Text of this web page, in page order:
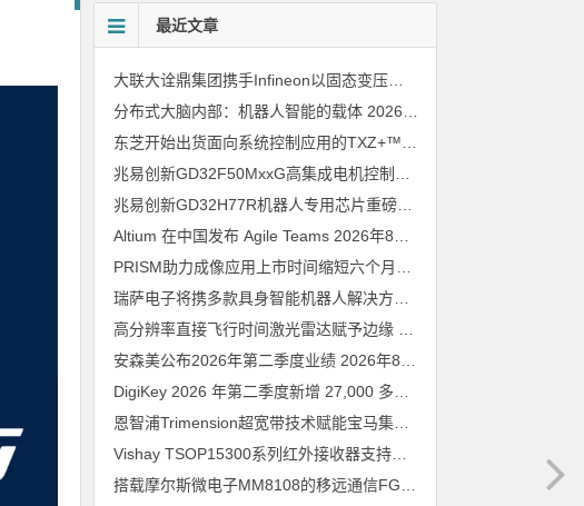
最近文章
大联大诠鼎集团携手Infineon以固态变压器重构配电效率新标杆
分布式大脑内部：机器人智能的载体 2026年8月6日
兆易创新GD32H77R机器人专用芯片重磅亮相，精准赋能伺服驱动与关节控制
Altium 在中国发布 Agile Teams 2026年8月6日
安森美公布2026年第二季度业绩 2026年8月6日
恩智浦Trimension超宽带技术赋能宝马集团Digital Key Plus及生命体存在检测功能
Vishay TSOP15300系列红外接收器支持所有主流遥控代码